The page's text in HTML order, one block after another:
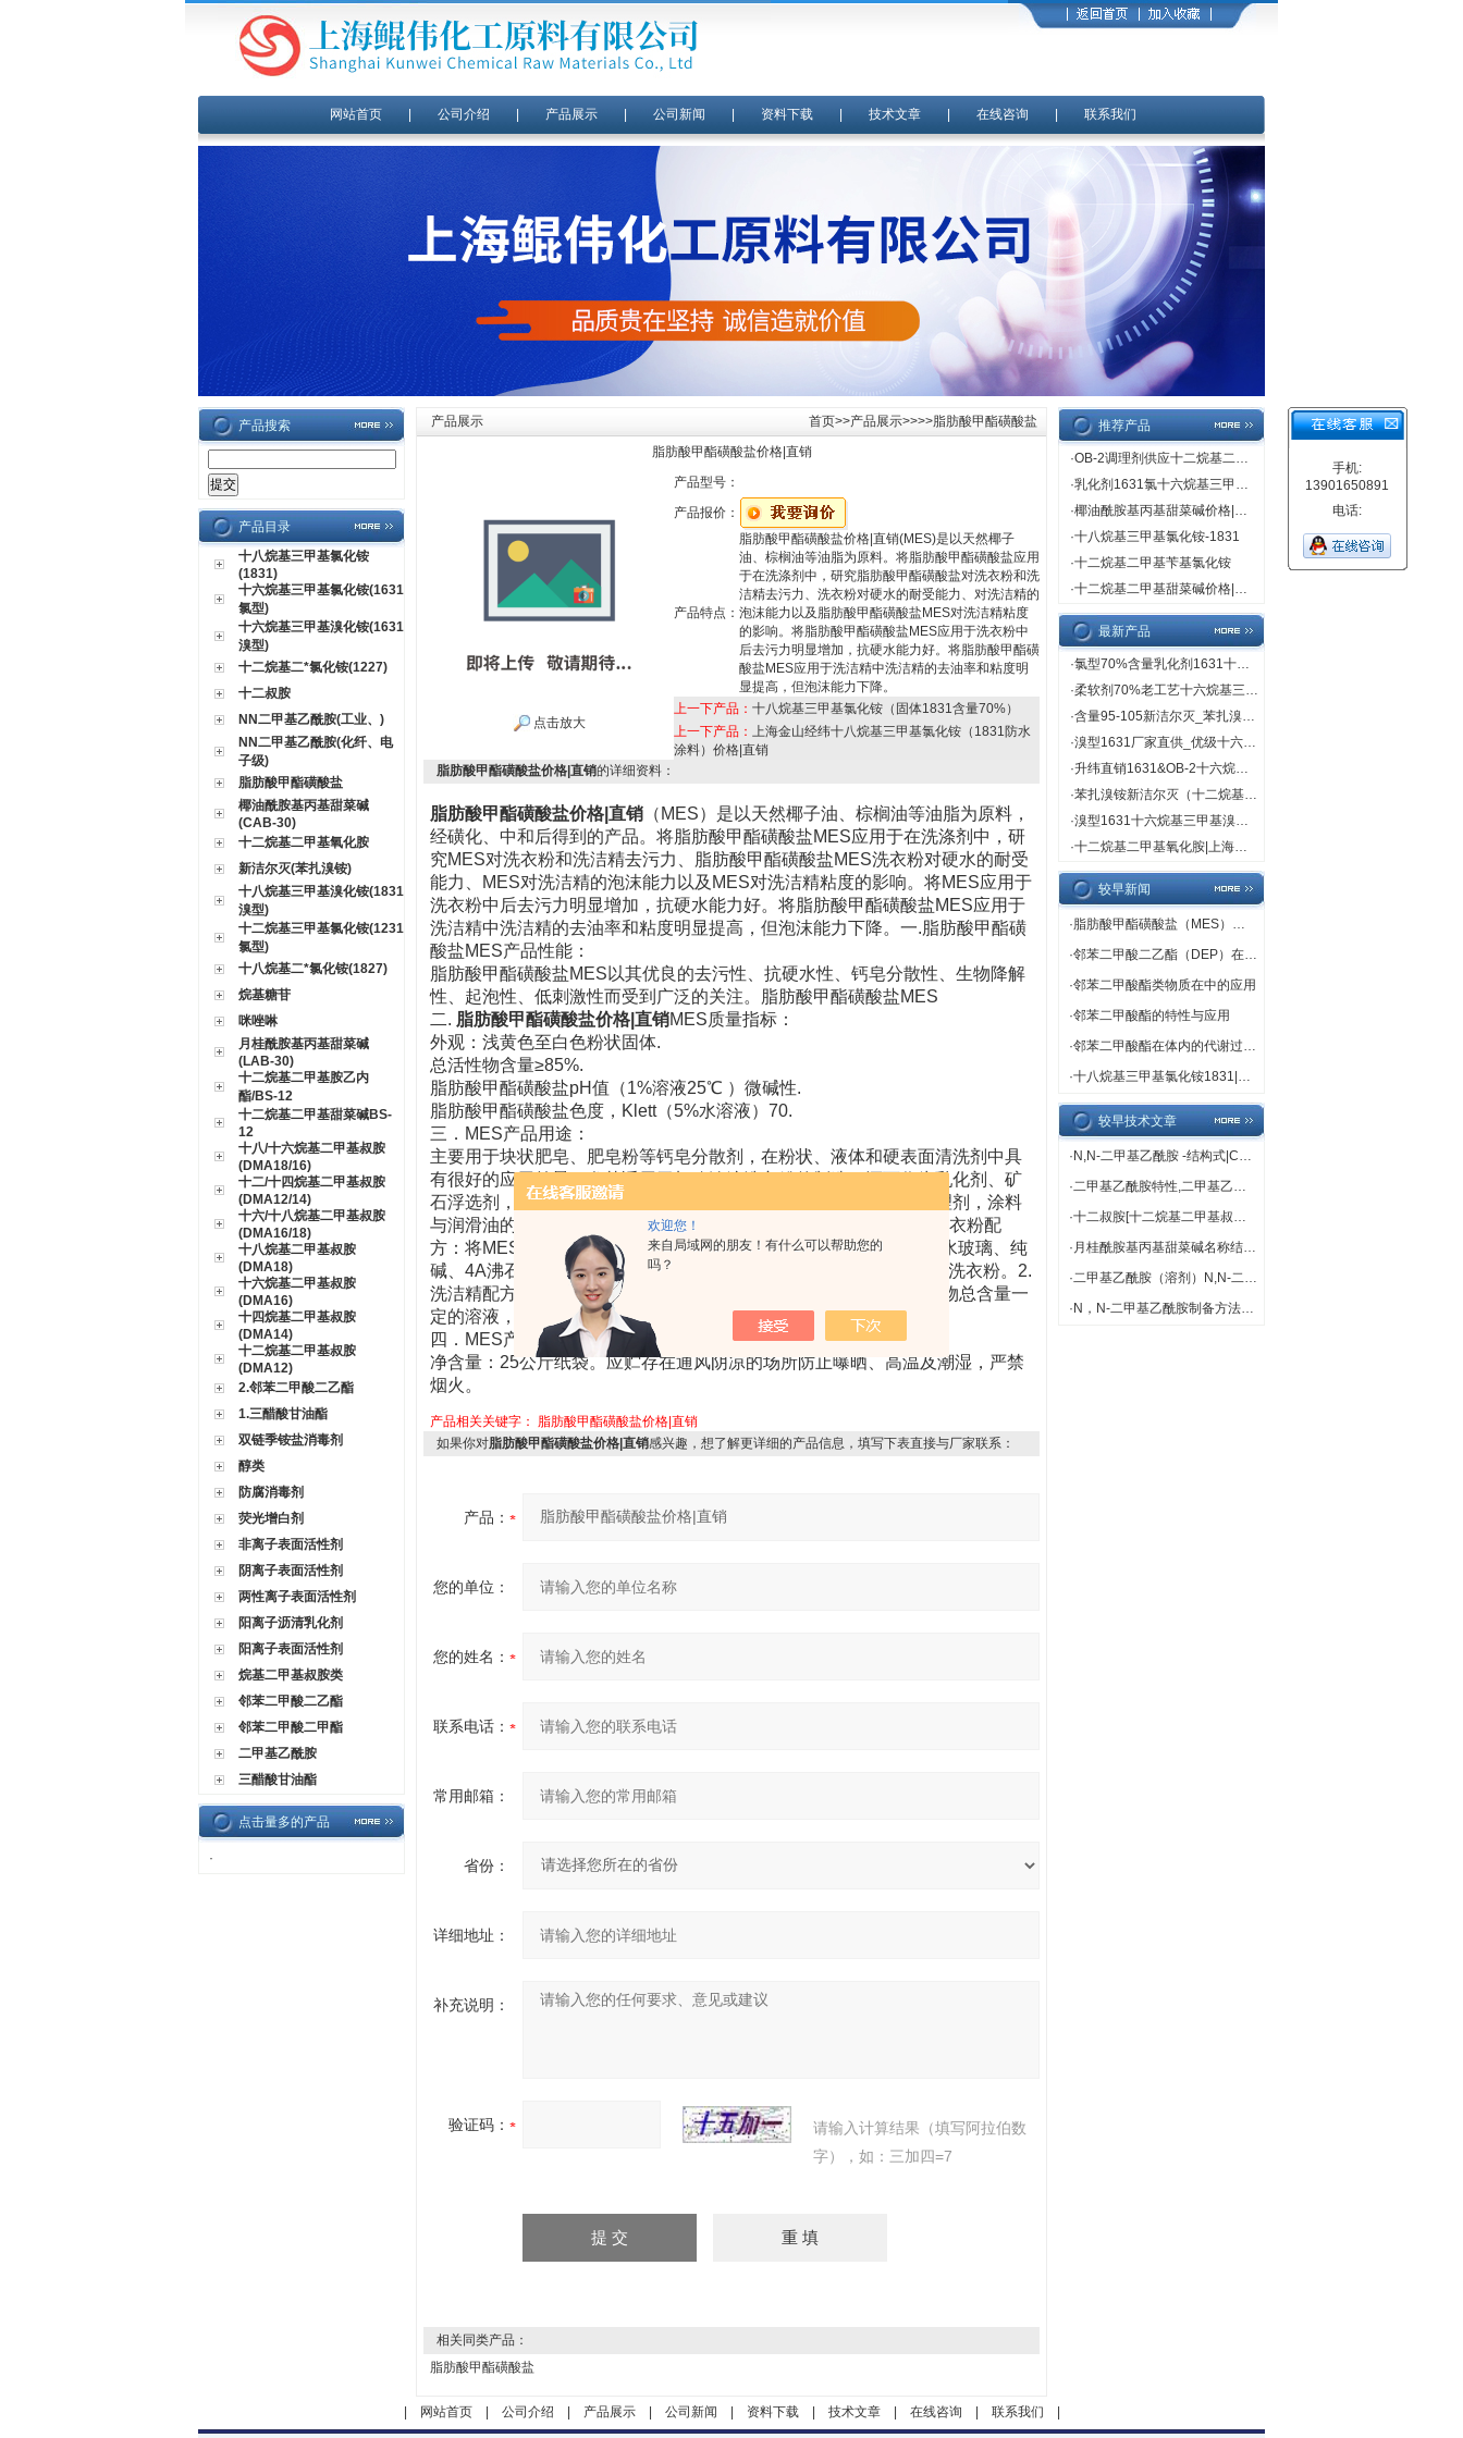
欢迎您！
来自局域网的朋友！有什么可以帮助您的
吗？
网站首页| 公司介绍 产品展示| 公司新闻 资料下载| 技术文章| 在线咨询 联系我们
手机:
13901650891
电话:
产品搜索
产品目录
十八烷基三甲基氯化铵
(1831)
十六烷基三甲基氯化铵(1631
氯型)
十六烷基三甲基溴化铵(1631
溴型)
十二烷基二*氯化铵(1227)
十二叔胺
NN二甲基乙酰胺(工业、)
NN二甲基乙酰胺(化纤、电
子级)
脂肪酸甲酯磺酸盐
椰油酰胺基丙基甜菜碱
(CAB-30)
十二烷基二甲基氧化胺
新洁尔灭(苯扎溴铵)
十八烷基三甲基溴化铵(1831
溴型)
十二烷基三甲基氯化铵(1231
氯型)
十八烷基二*氯化铵(1827)
烷基糖苷
咪唑啉
月桂酰胺基丙基甜菜碱
(LAB-30)
十二烷基二甲基胺乙内
酯/BS-12
十二烷基二甲基甜菜碱BS-
12
十八/十六烷基二甲基叔胺
(DMA18/16)
十二/十四烷基二甲基叔胺
(DMA12/14)
十六/十八烷基二甲基叔胺
(DMA16/18)
十八烷基二甲基叔胺
(DMA18)
十六烷基二甲基叔胺
(DMA16)
十四烷基二甲基叔胺
(DMA14)
十二烷基二甲基叔胺
(DMA12)
2.邻苯二甲酸二乙酯
1.三醋酸甘油酯
双链季铵盐消毒剂
醇类
防腐消毒剂
荧光增白剂
非离子表面活性剂
阴离子表面活性剂
两性离子表面活性剂
阳离子沥清乳化剂
阳离子表面活性剂
烷基二甲基叔胺类
邻苯二甲酸二乙酯
邻苯二甲酸二甲酯
二甲基乙酰胺
三醋酸甘油酯
点击量多的产品
·
产品展示 首页>>产品展示>>>>脂肪酸甲酯磺酸盐
脂肪酸甲酯磺酸盐价格|直销
点击放大
产品型号：
产品报价：
产品特点：
脂肪酸甲酯磺酸盐价格|直销(MES)是以天然椰子
油、棕榈油等油脂为原料。将脂肪酸甲酯磺酸盐应用
于在洗涤剂中，研究脂肪酸甲酯磺酸盐对洗衣粉和洗
洁精去污力、洗衣粉对硬水的耐受能力、对洗洁精的
泡沫能力以及脂肪酸甲酯磺酸盐MES对洗洁精粘度
的影响。将脂肪酸甲酯磺酸盐MES应用于洗衣粉中
后去污力明显增加，抗硬水能力好。将脂肪酸甲酯磺
酸盐MES应用于洗洁精中洗洁精的去油率和粘度明
显提高，但泡沫能力下降。
上一下产品： 十八烷基三甲基氯化铵（固体1831含量70%）
上一下产品： 上海金山经纬十八烷基三甲基氯化铵（1831防水
涂料）价格|直销
脂肪酸甲酯磺酸盐价格|直销的详细资料：
脂肪酸甲酯磺酸盐价格|直销 （MES）是以天然椰子油、棕榈油等油脂为原料，
经磺化、中和后得到的产品。将脂肪酸甲酯磺酸盐MES应用于在洗涤剂中，研
究MES对洗衣粉和洗洁精去污力、脂肪酸甲酯磺酸盐MES洗衣粉对硬水的耐受
能力、MES对洗洁精的泡沫能力以及MES对洗洁精粘度的影响。将MES应用于
洗衣粉中后去污力明显增加，抗硬水能力好。将脂肪酸甲酯磺酸盐MES应用于
洗洁精中洗洁精的去油率和粘度明显提高，但泡沫能力下降。一.脂肪酸甲酯磺
酸盐MES产品性能：
脂肪酸甲酯磺酸盐MES以其优良的去污性、抗硬水性、钙皂分散性、生物降解
性、起泡性、低刺激性而受到广泛的关注。脂肪酸甲酯磺酸盐MES
二. 脂肪酸甲酯磺酸盐价格|直销MES质量指标：
外观：浅黄色至白色粉状固体.
总活性物含量≥85%.
脂肪酸甲酯磺酸盐pH值（1%溶液25℃ ）微碱性.
脂肪酸甲酯磺酸盐色度，Klett（5%水溶液）70.
三． MES产品用途：
主要用于块状肥皂、肥皂粉等钙皂分散剂，在粉状、液体和硬表面清洗剂中具
有很好的应用前景，尤其适用于加酶浓缩洗衣粉的制造。还可作为乳化剂、矿
石浮选剂，皮革加工助剂，橡胶与弹性体的脱模剂，化纤纺纱的整理剂，涂料
与润滑油的分散剂，纺织印染助剂，农药的润湿剂、分散剂等。1.洗衣粉配
方：将MES、LAS、AES及AOS中的一种或多种物质混合元明粉、水玻璃、纯
碱、4A沸石等原料．制备得到浆料，进行喷粉，zui终得到含MES的洗衣粉。2.
洗洁精配方：将MES、AES或AOS中的一种或多种溶解，配成活性物总含量一
定的溶液，并用氯化钠调节粘度
四． MES产品包装贮存：
净含量：25公斤纸袋。应贮存在通风阴凉的场所防止曝晒、高温及潮湿，严禁
烟火。
产品相关关键字： 脂肪酸甲酯磺酸盐价格|直销
如果你对脂肪酸甲酯磺酸盐价格|直销感兴趣，想了解更详细的产品信息，填写下表直接与厂家联系：
产品：
您的单位：
您的姓名：
联系电话：
常用邮箱：
省份：
详细地址：
补充说明：
验证码：
请输入计算结果（填写阿拉伯数
字），如：三加四=7
相关同类产品：
脂肪酸甲酯磺酸盐
推荐产品
·OB-2调理剂供应十二烷基二甲基氧化胺
·乳化剂1631氯十六烷基三甲基氯化铵价格直销
·椰油酰胺基丙基甜菜碱价格|直销
·十八烷基三甲基氯化铵-1831
·十二烷基二甲基苄基氯化铵
·十二烷基二甲基甜菜碱价格|直销
最新产品
·氯型70%含量乳化剂1631十六烷基三甲基氯（溴）化铵
·柔软剂70%老工艺十六烷基三甲基溴化铵（1631溴型）
·含量95-105新洁尔灭_苯扎溴铵品牌_上海鲲伟规格95-105
·溴型1631厂家直供_优级十六烷基三甲基溴化铵_新价格
·升纬直销1631&OB-2十六烷基三甲基溴化铵十二烷基二甲基氧化胺
·苯扎溴铵新洁尔灭（十二烷基二甲基苄基溴化铵）
·溴型1631十六烷基三甲基溴化铵CMC值_上海升纬生产
·十二烷基二甲基氧化胺|上海升纬化工原料
较早新闻
·脂肪酸甲酯磺酸盐（MES）在洗涤剂中的应用
·邻苯二甲酸二乙酯（DEP）在包装也有应用
·邻苯二甲酸酯类物质在中的应用
·邻苯二甲酸酯的特性与应用
·邻苯二甲酸酯在体内的代谢过程解析
·十八烷基三甲基氯化铵1831|中文名称 |十八烷基三甲基氯化铵[1] 别名 1831 英文名称 Octadearyl dimethyl ammonium chloride 英文别名 n-Octadecyltrimethylammonium Chloride; trimethyloctadecylammonium chloride; Octadearyldimethylammonium chloride; Octadecyl Trimethyl Ammonium Chloride; O
较早技术文章
· N,N-二甲基乙酰胺 -结构式|CAS|物化性质|化学名称|英文名称|分 子 式|结 构 式
·二甲基乙酰胺特性,二甲基乙酰胺用途
·十二叔胺[十二烷基二甲基叔胺]性质描述生产方法用途
· 月桂酰胺基丙基甜菜碱名称结构用途
·二甲基乙酰胺（溶剂）N,N-二甲基乙酰胺制造的聚偏氟乙烯（PVDF）中空纤维膜及应用
· N，N-二甲基乙酰胺制备方法性质用途
网站首页| 公司介绍 产品展示| 公司新闻 资料下载| 技术文章| 在线咨询 联系我们